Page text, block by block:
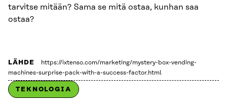
tarvitse mitään? Sama se mitä ostaa, kunhan saa
ostaa?
LÄHDE
https://ixtenso.com/marketing/mystery-box-vending-
machines-surprise-pack-with-a-success-factor.html
TEKNOLOGIA